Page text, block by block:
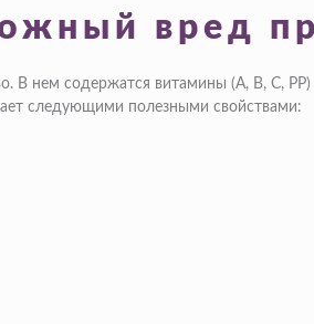
вред
В нем содержатся витамины (А, В, С,
следующими полезными свойствами: